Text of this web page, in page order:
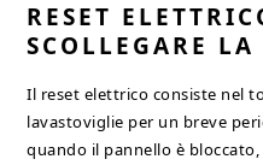
RESET
SCOLLEGARE
Il reset elettrico consiste nel
lavastoviglie per un breve
quando il pannello è